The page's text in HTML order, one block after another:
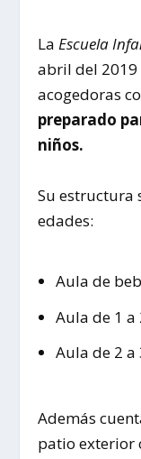
LaEscuela
abril del 2019
acogedoras
preparado
niños.
Su estructura
edades:
Aula de
Aula de 1 a
Aula de 2 a
Además
patio exterior